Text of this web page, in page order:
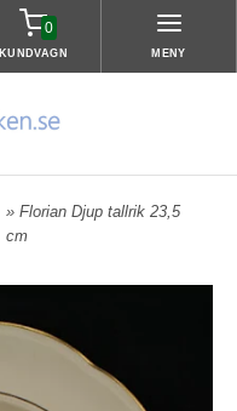
0
KUNDVAGN MENY
» Florian Djup tallrik 23,5
cm